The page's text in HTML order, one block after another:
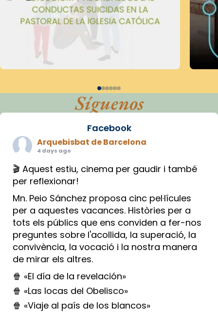
Síguenos
Facebook
Arquebisbat de Barcelona
4 days ago
🎬 Aquest estiu, cinema per gaudir i també
per reflexionar!
Mn. Peio Sánchez proposa cinc pel·lícules
per a aquestes vacances. Històries per a
tots els públics que ens conviden a fer-nos
preguntes sobre l'acollida, la superació, la
convivència, la vocació i la nostra manera
de mirar els altres.
🍿 «El día de la revelación»
🍿 «Las locas del Obelisco»
🍿 «Viaje al país de los blancos»